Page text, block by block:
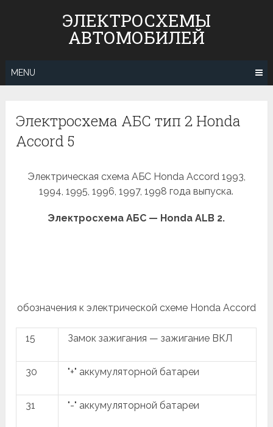
ЭЛЕКТРОСХЕМЫ
АВТОМОБИЛЕЙ
MENU
Электросхема АБС тип 2 Honda
Accord 5
Электрическая схема АБС Honda Accord 1993,
1994, 1995, 1996, 1997, 1998 года выпуска.
Электросхема АБС — Honda ALB 2.
обозначения к электрической схеме Honda Accord
15 Замок зажигания — зажигание ВКЛ
30 "+" аккумуляторной батареи
31 "-" аккумуляторной батареи